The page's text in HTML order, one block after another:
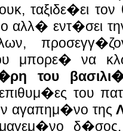
ταξιδε�ει
αλλ� εντ�σει
μπορε� να
του
του
αγαπημ�νο της